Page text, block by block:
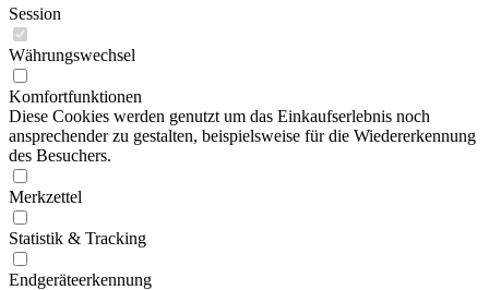
Session
Währungswechsel
Komfortfunktionen
Diese Cookies werden genutzt um das Einkaufserlebnis noch
ansprechender zu gestalten, beispielsweise für die Wiedererkennung
des Besuchers.
Merkzettel
Statistik & Tracking
Endgeräteerkennung